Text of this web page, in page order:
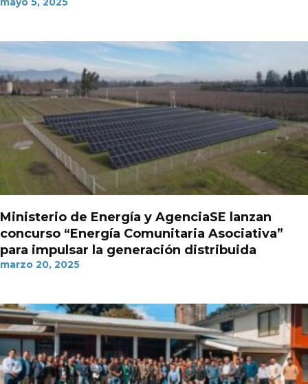
Ministerio de Energía y AgenciaSE lanzan
concurso “Energía Comunitaria Asociativa”
para impulsar la generación distribuida
marzo 20, 2025